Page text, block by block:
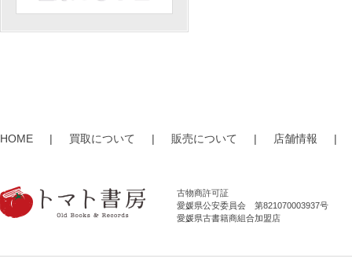
HOME | 買取について | 販売について | 店舗情報 |
古物商許可証
愛媛県公安委員会 第821070003937号
愛媛県古書籍商組合加盟店